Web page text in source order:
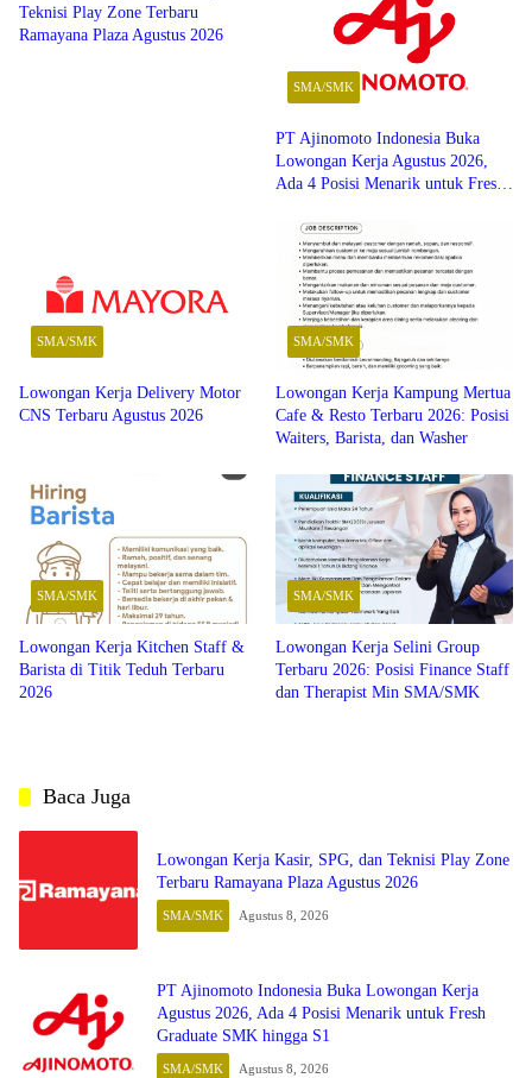
Teknisi Play Zone Terbaru
Ramayana Plaza Agustus 2026
SMA/SMK
PT Ajinomoto Indonesia Buka
Lowongan Kerja Agustus 2026,
Ada 4 Posisi Menarik untuk Fresh
SMA/SMK
Lowongan Kerja Delivery Motor
CNS Terbaru Agustus 2026
SMA/SMK
Lowongan Kerja Kampung Mertua
Cafe & Resto Terbaru 2026: Posisi
Waiters, Barista, dan Washer
SMA/SMK
Lowongan Kerja Kitchen Staff &
Barista di Titik Teduh Terbaru
2026
SMA/SMK
Lowongan Kerja Selini Group
Terbaru 2026: Posisi Finance Staff
dan Therapist Min SMA/SMK
Baca Juga
Lowongan Kerja Kasir, SPG, dan Teknisi Play Zone
Terbaru Ramayana Plaza Agustus 2026
SMA/SMK Agustus 8, 2026
PT Ajinomoto Indonesia Buka Lowongan Kerja
Agustus 2026, Ada 4 Posisi Menarik untuk Fresh
Graduate SMK hingga S1
SMA/SMK Agustus 8, 2026